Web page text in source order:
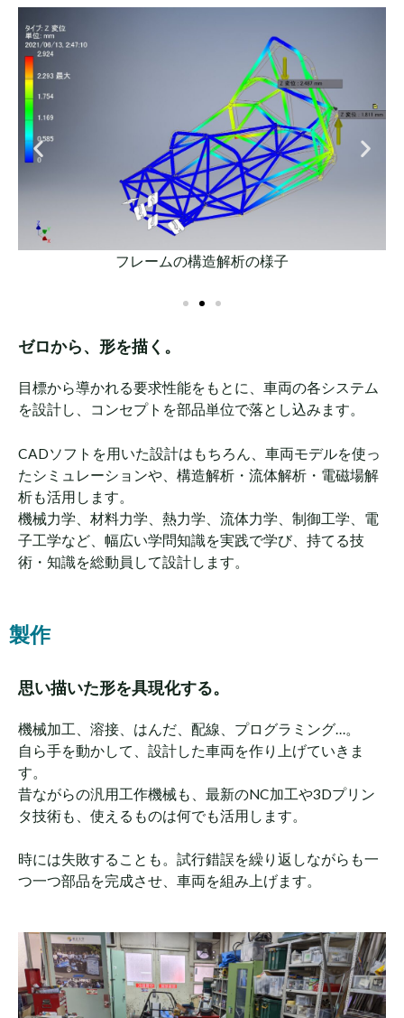
フレームの構造解析の様子
ゼロから、形を描く。
目標から導かれる要求性能をもとに、車両の各システム
を設計し、コンセプトを部品単位で落とし込みます。
CADソフトを用いた設計はもちろん、車両モデルを使っ
たシミュレーションや、構造解析・流体解析・電磁場解
析も活用します。
機械力学、材料力学、熱力学、流体力学、制御工学、電
子工学など、幅広い学問知識を実践で学び、持てる技
術・知識を総動員して設計します。
製作
思い描いた形を具現化する。
機械加工、溶接、はんだ、配線、プログラミング…。
自ら手を動かして、設計した車両を作り上げていきま
す。
昔ながらの汎用工作機械も、最新のNC加工や3Dプリン
タ技術も、使えるものは何でも活用します。
時には失敗することも。試行錯誤を繰り返しながらも一
つ一つ部品を完成させ、車両を組み上げます。